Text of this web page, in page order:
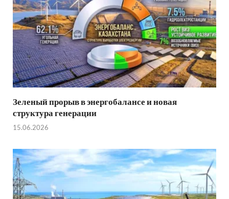
Зеленый прорыв в энергобалансе и новая
структура генерации
15.06.2026